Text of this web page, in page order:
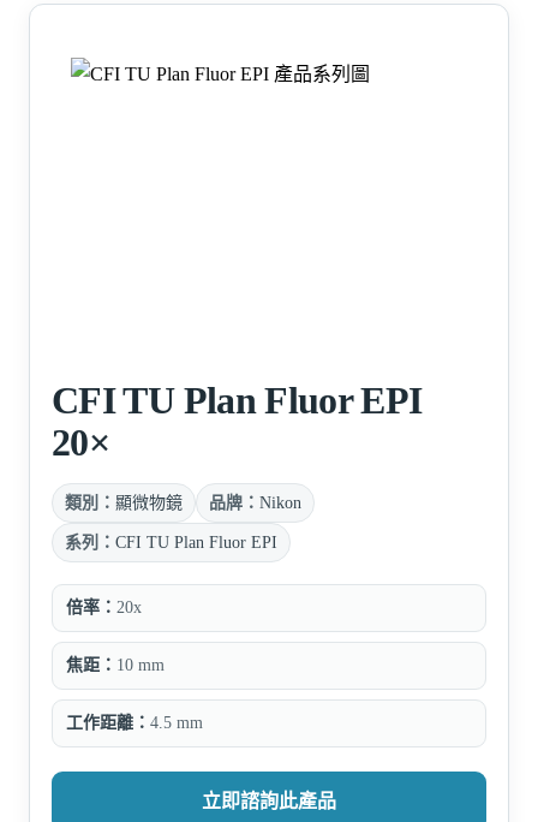
CFI TU Plan Fluor EPI
20×
類別： 顯微物鏡 品牌： Nikon
系列： CFI TU Plan Fluor EPI
倍率： 20x
焦距： 10 mm
工作距離： 4.5 mm
立即諮詢此產品